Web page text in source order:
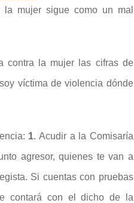
mujer sigue como un mal
contra la mujer las cifras de
víctima de violencia dónde
1. Acudir a la Comisaría
agresor, quienes te van a
Si cuentas con pruebas
contará con el dicho de la